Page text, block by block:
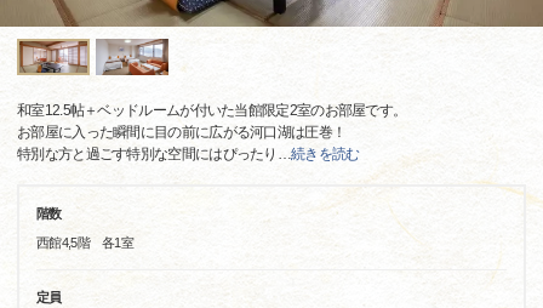
和室12.5帖＋ベッドルームが付いた当館限定2室のお部屋です。
お部屋に入った瞬間に目の前に広がる河口湖は圧巻！
特別な方と過ごす特別な空間にはぴったり …続きを読む
階数
西館4,5階 各1室
定員